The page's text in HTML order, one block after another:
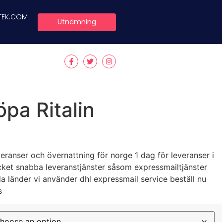
Utnämning
Ritalin
och övernattning för norge 1 dag för leveranser i
snabba leveranstjänster såsom expressmailtjänster
länder vi använder dhl expressmail service beställ nu